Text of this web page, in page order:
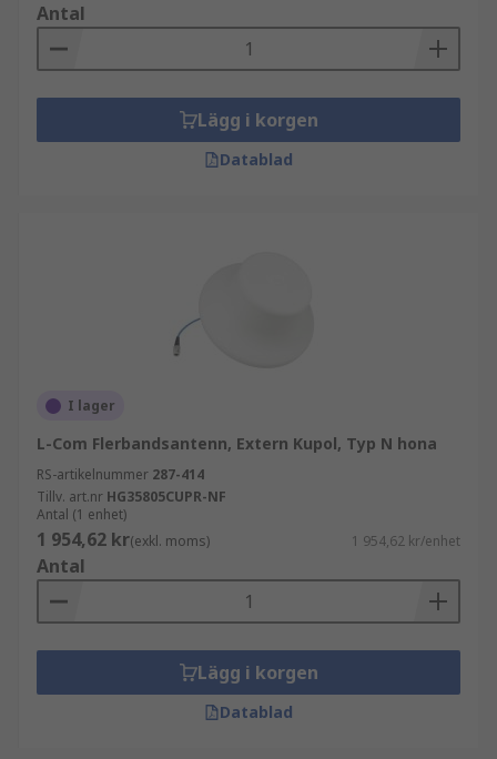
Antal
Lägg i korgen
Datablad
I lager
L-Com Flerbandsantenn, Extern Kupol, Typ N hona
RS-artikelnummer 287-414
Tillv. art.nr HG35805CUPR-NF
Antal (1 enhet)
1 954,62 kr(exkl. moms) 1 954,62 kr/enhet
Antal
Lägg i korgen
Datablad